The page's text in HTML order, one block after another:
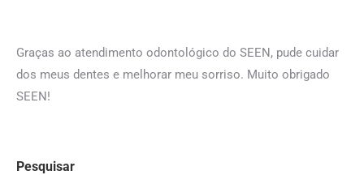
Graças ao atendimento odontológico do SEEN, pude cuidar
dos meus dentes e melhorar meu sorriso. Muito obrigado
SEEN!
Pesquisar